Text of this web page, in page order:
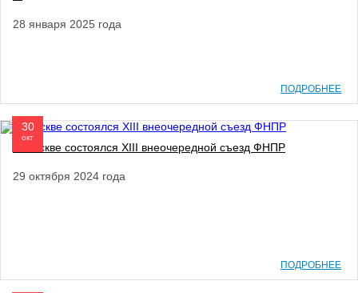
28 января 2025 года
ПОДРОБНЕЕ
30
окт
В Москве состоялся XIII внеочередной съезд ФНПР
29 октября 2024 года
ПОДРОБНЕЕ